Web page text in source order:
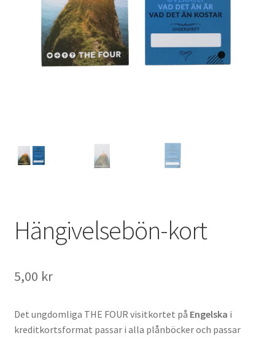
THE FOUR
Hängivelsebön-kort
5,00 kr
Det ungdomliga THE FOUR visitkortet på Engelska i
kreditkortsformat passar i alla plånböcker och passar